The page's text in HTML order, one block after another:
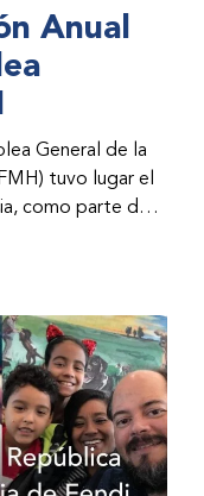
Anual
General de la
tuvo lugar el
como parte del
La reunión abarcó
la FMH. Al
las organizaciones
y otras partes